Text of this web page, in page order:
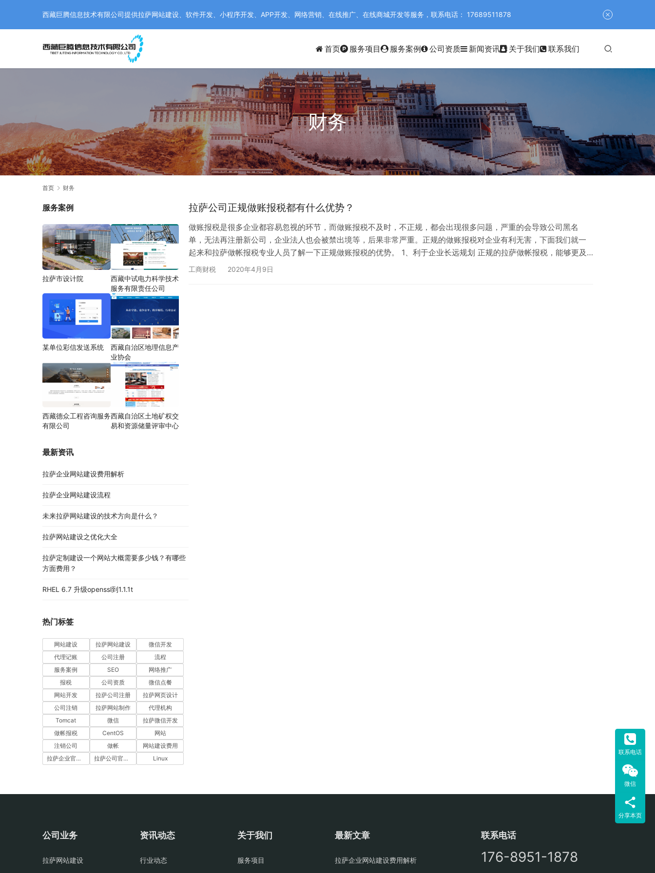
西藏巨腾信息技术有限公司提供拉萨网站建设、软件开发、小程序开发、APP开发、网络营销、在线推广、在线商城开发等服务，联系电话： 17689511878
首页 服务项目 服务案例 公司资质 新闻资讯 关于我们 联系我们
财务
首页 财务
拉萨公司正规做账报税都有什么优势？
做账报税是很多企业都容易忽视的环节，而做账报税不及时，不正规，都会出现很多问题，严重的会导致公司黑名
单，无法再注册新公司，企业法人也会被禁出境等，后果非常严重。正规的做账报税对企业有利无害，下面我们就一
起来和拉萨做帐报税专业人员了解一下正规做账报税的优势。 1、利于企业长远规划 正规的拉萨做帐报税，能够更及
时的了解企业的财务数据分析，能够帮助企业管理人员提供经营建议，可实现企业经济效益最大化，对于企业的长远
工商财税 2020年4月9日
服务案例
拉萨市设计院
西藏中试电力科学技术
服务有限责任公司
某单位彩信发送系统
西藏自治区地理信息产
业协会
西藏德众工程咨询服务
有限公司
西藏自治区土地矿权交
易和资源储量评审中心
最新资讯
拉萨企业网站建设费用解析
拉萨企业网站建设流程
未来拉萨网站建设的技术方向是什么？
拉萨网站建设之优化大全
拉萨定制建设一个网站大概需要多少钱？有哪些
方面费用？
RHEL 6.7 升级openssl到1.1.1t
热门标签
网站建设 拉萨网站建设
微信开发
代理记账
公司注册
流程
服务案例
SEO
网络推广
报税
公司资质
微信点餐
网站开发
拉萨公司注册
拉萨网页设计
公司注销
拉萨网站制作
代理机构
Tomcat
微信
拉萨微信开发
做帐报税
CentOS
网站
注销公司
做帐
网站建设费用
拉萨企业官网建设
拉萨公司官网建设 Linux
公司业务
拉萨网站建设
资讯动态
行业动态
关于我们
服务项目
最新文章
拉萨企业网站建设费用解析
联系电话
176-8951-1878
联系电话
微信
分享本页